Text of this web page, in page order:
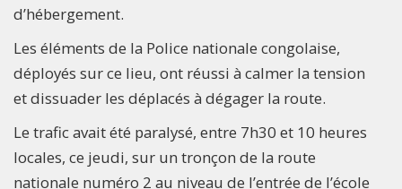
d’hébergement.
Les éléments de la Police nationale congolaise,
déployés sur ce lieu, ont réussi à calmer la tension
et dissuader les déplacés à dégager la route.
Le trafic avait été paralysé, entre 7h30 et 10 heures
locales, ce jeudi, sur un tronçon de la route
nationale numéro 2 au niveau de l’entrée de l’école